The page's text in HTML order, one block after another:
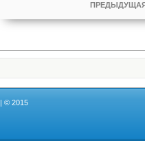
| © 2015